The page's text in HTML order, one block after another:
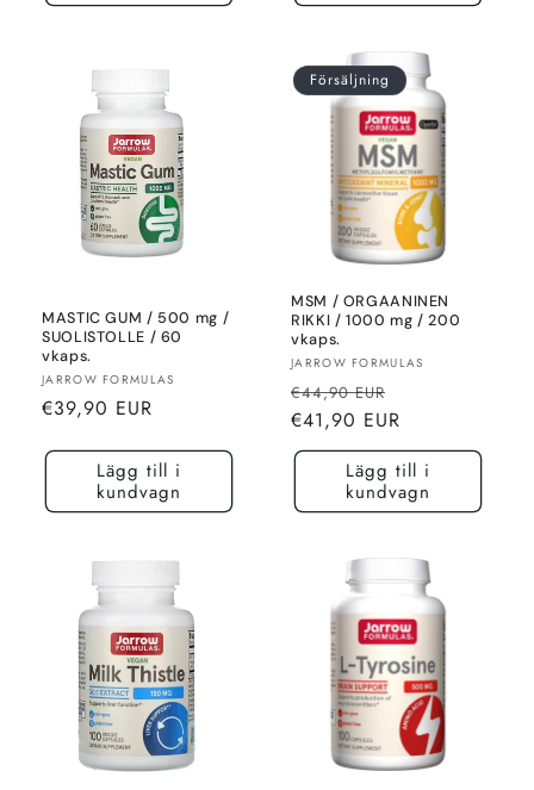
MASTIC GUM / 500 mg /
SUOLISTOLLE / 60
vkaps.
Säljare:
JARROW FORMULAS
Normalt
€39,90 EUR
Lägg till i
kundvagn
Försäljning
MSM / ORGAANINEN
RIKKI / 1000 mg / 200
vkaps.
Säljare:
JARROW FORMULAS
Normalt
pris
€44,90 EUR
pris
€41,90 EUR
Lägg till i
kundvagn